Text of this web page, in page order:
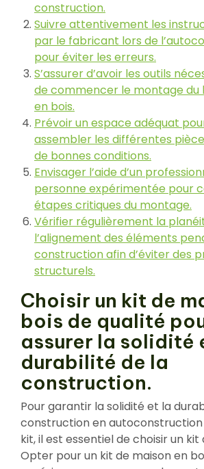
construction.
Suivre attentivement les
par le fabricant lors de
pour éviter les erreurs.
S’assurer d’avoir les outils
de commencer le montage du
en bois.
Prévoir un espace adéquat
assembler les différentes
de bonnes conditions.
Envisager l’aide d’un
personne expérimentée pour
étapes critiques du montage.
Vérifier régulièrement la
l’alignement des éléments
construction afin d’éviter des
structurels.
Choisir un kit de
bois de qualité
assurer la solidité
durabilité de la
construction.
Pour garantir la solidité et la
construction en autoconstruction
kit, il est essentiel de choisir un kit
Opter pour un kit de maison en